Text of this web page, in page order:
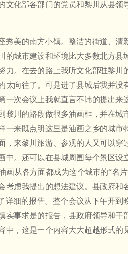
文化部各部门的党员和黎川从县领
秀美的南方小镇。整洁的街道、清
的城市建设和环境比大多数北方县
力。在去的路上我听文化部驻黎川
太向往了。可是进了县城后我并没
一次会议上我就直言不讳的提出来
黎川的路段做很多油画框，并在城
一来既点明这里是油画之乡的城市
，来黎川旅游、参观的人又可以穿
。还可以在县城周围每个景区设
画从各方面都成为这个城市的“名
考虑我提出的想法建议。县政府和
详细的报告。整个会议从下午开到
实事求是的报告，县政府领导和干
中，这是一个内容大大超越形式的